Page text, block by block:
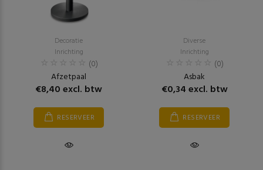
Decoratie
Inrichting
(0)
Afzetpaal
€8,40 excl. btw
RESERVEER
Diverse
Inrichting
(0)
Asbak
€0,34 excl. btw
RESERVEER